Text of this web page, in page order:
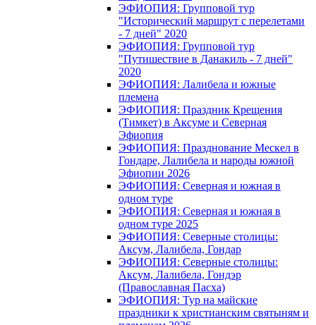
ЭФИОПИЯ: Групповой тур
"Исторический маршрут с перелетами
- 7 дней" 2020
ЭФИОПИЯ: Групповой тур
"Путишествие в Данакиль - 7 дней"
2020
ЭФИОПИЯ: Лалибела и южные
племена
ЭФИОПИЯ: Праздник Крещения
(Тимкет) в Аксуме и Северная
Эфиопия
ЭФИОПИЯ: Празднование Мескел в
Гондаре, Лалибела и народы южной
Эфиопии 2026
ЭФИОПИЯ: Северная и южная в
одном туре
ЭФИОПИЯ: Северная и южная в
одном туре 2025
ЭФИОПИЯ: Северные столицы:
Аксум, Лалибела, Гондар
ЭФИОПИЯ: Северные столицы:
Аксум, Лалибела, Гондэр
(Православная Пасха)
ЭФИОПИЯ: Тур на майские
праздники к христианским святыням и